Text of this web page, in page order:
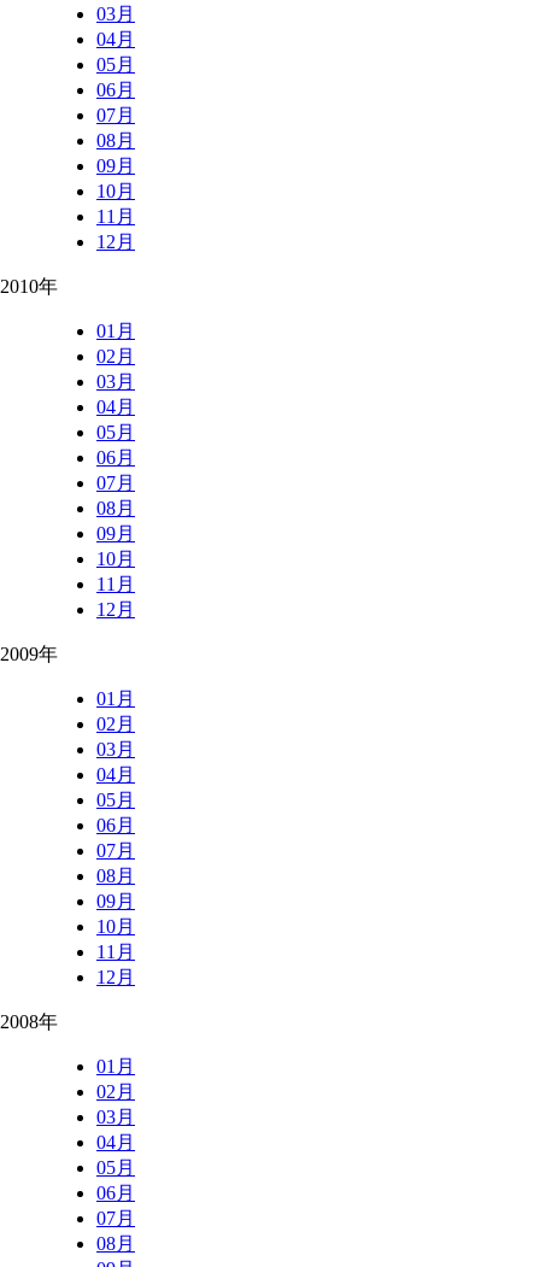
03月
04月
05月
06月
07月
08月
09月
10月
11月
12月
2010年
01月
02月
03月
04月
05月
06月
07月
08月
09月
10月
11月
12月
2009年
01月
02月
03月
04月
05月
06月
07月
08月
09月
10月
11月
12月
2008年
01月
02月
03月
04月
05月
06月
07月
08月